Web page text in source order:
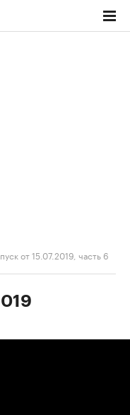
от 15.07.2019, часть 6